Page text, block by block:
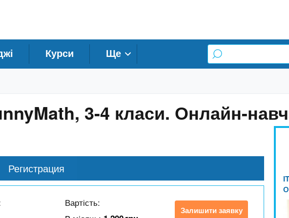
Курси Ще
3-4 класи. Онлайн-
Регистрация
Вартість:
Залишити заявку